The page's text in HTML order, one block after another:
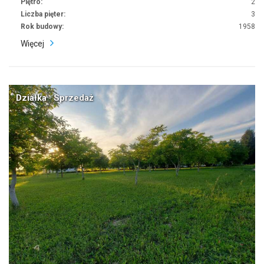
Piętro:
2
Liczba pięter:
3
Rok budowy:
1958
Więcej
Działka · Sprzedaż